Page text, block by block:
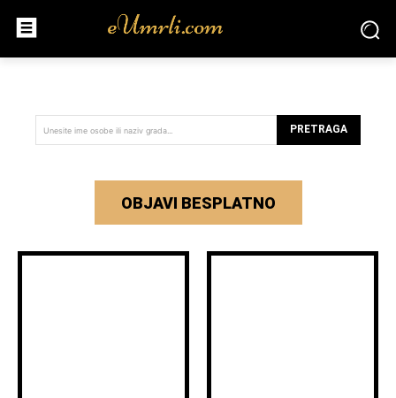
Unesite ime osobe ili naziv grada... PRETRAGA
OBJAVI BESPLATNO